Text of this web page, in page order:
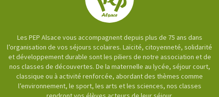
Les PEP Alsace vous accompagnent depuis plus de 75 ans dans
l’organisation de vos séjours scolaires. Laïcité, citoyenneté, solidarité
et développement durable sont les piliers de notre association et de
nos classes de découvertes. De la maternelle au lycée, séjour court,
classique ou à activité renforcée, abordant des thèmes comme
l’environnement, le sport, les arts et les sciences, nos classes